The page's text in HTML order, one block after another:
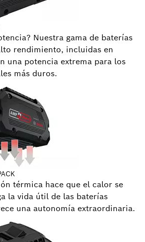
Nuestra gama de baterías
rendimiento, incluidas en
una potencia extrema para los
más duros.
térmica hace que el calor se
la vida útil de las baterías
una autonomía extraordinaria.